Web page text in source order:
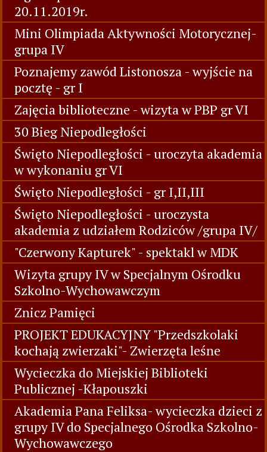
20.11.2019r.
Mini Olimpiada Aktywności Motorycznej-
grupa IV
Poznajemy zawód Listonosza - wyjście na
pocztę - gr I
Zajęcia biblioteczne - wizyta w PBP gr VI
30 Bieg Niepodległości
Święto Niepodległości - uroczyta akademia
w wykonaniu gr VI
Święto Niepodległości - gr I,II,III
Święto Niepodległości - uroczysta
akademia z udziałem Rodziców /grupa IV/
"Czerwony Kapturek" - spektakl w MDK
Wizyta grupy IV w Specjalnym Ośrodku
Szkolno-Wychowawczym
Znicz Pamięci
PROJEKT EDUKACYJNY "Przedszkolaki
kochają zwierzaki"- Zwierzęta leśne
Wycieczka do Miejskiej Biblioteki
Publicznej -Kłapouszki
Akademia Pana Feliksa- wycieczka dzieci z
grupy IV do Specjalnego Ośrodka Szkolno-
Wychowawczego